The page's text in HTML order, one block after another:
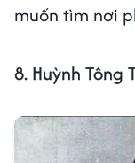
muốn tìm nơi
8. Huỳnh Tông